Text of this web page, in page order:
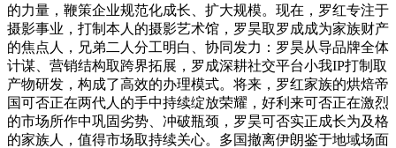
的力量，鞭策企业规范化成长、扩大规模。现在，罗红专注于
摄影事业，打制本人的摄影艺术馆，罗昊取罗成成为家族财产
的焦点人，兄弟二人分工明白、协同发力：罗昊从导品牌全体
计谋、营销结构取跨界拓展，罗成深耕社交平台小我IP打制取
产物研发，构成了高效的办理模式。将来，罗红家族的烘焙帝
国可否正在两代人的手中持续绽放荣耀，好利来可否正在激烈
的市场所作中巩固劣势、冲破瓶颈，罗昊可否实正成长为及格
的家族人，值得市场取持续关心。多国撤离伊朗鉴于地域场面